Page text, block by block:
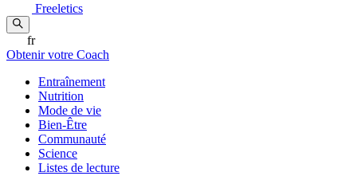
Freeletics
fr
Obtenir votre Coach
Entraînement
Nutrition
Mode de vie
Bien-Être
Communauté
Science
Listes de lecture